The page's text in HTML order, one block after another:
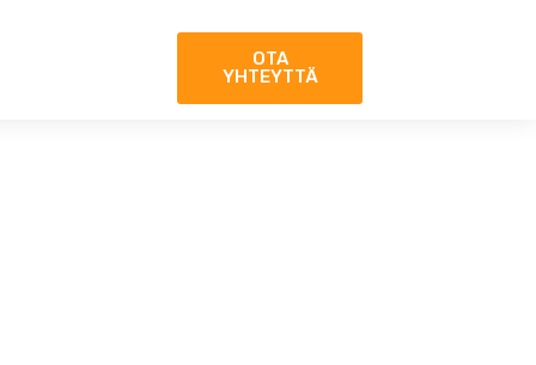
OTA
YHTEYTTÄ